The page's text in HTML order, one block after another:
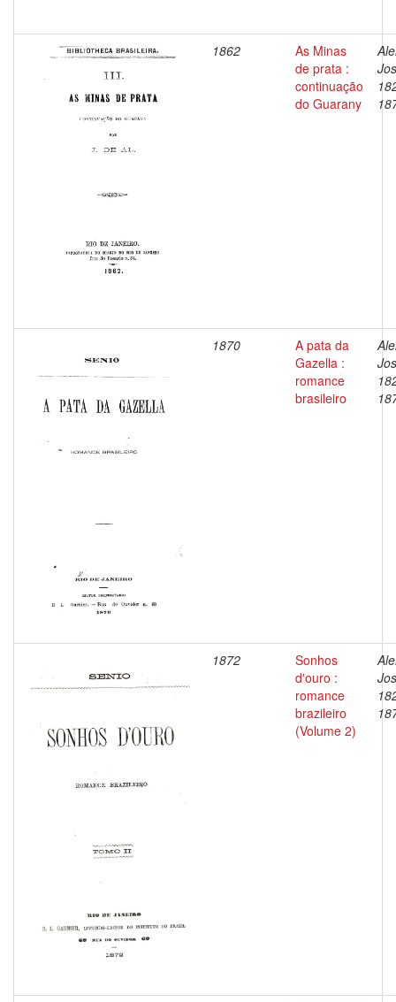
1862
As Minas
de prata :
continuação
do Guarany
1870
A pata da
Gazella :
romance
brasileiro
1872
Sonhos
d'ouro :
romance
brazileiro
(Volume 2)